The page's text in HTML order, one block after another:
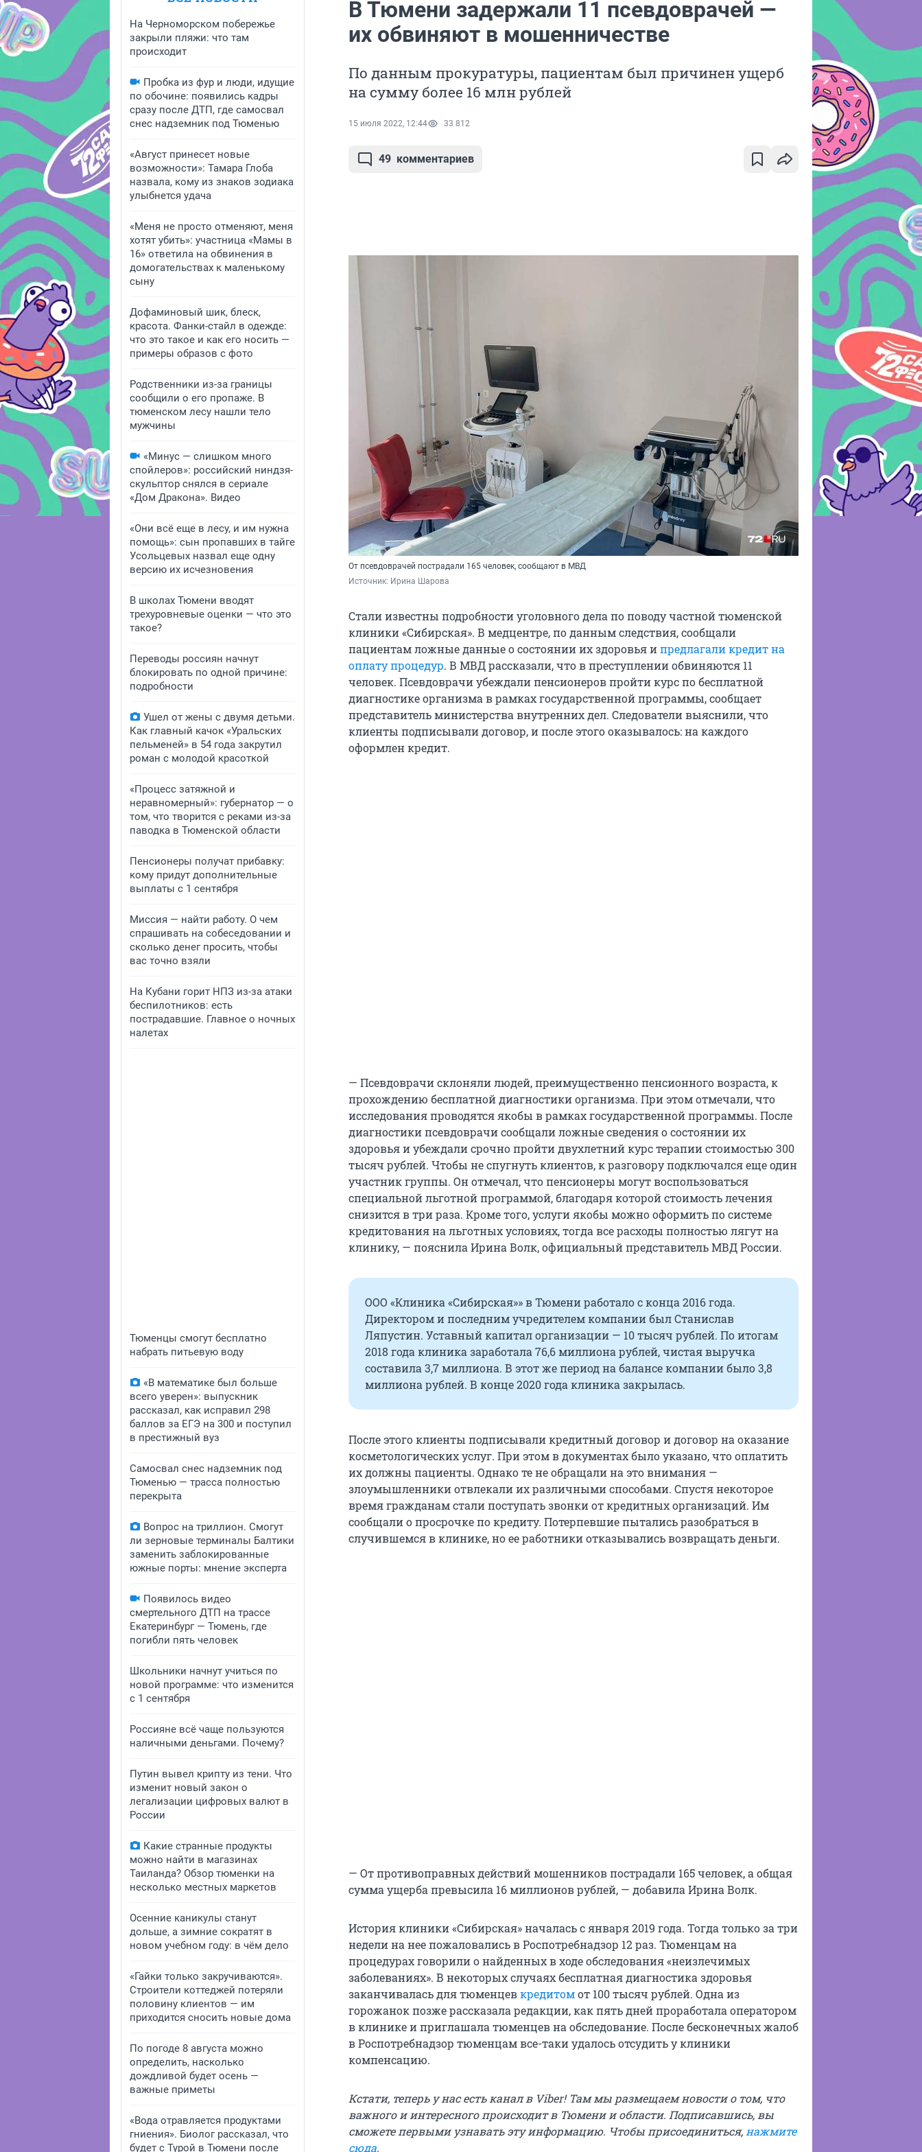
На Черноморском побережье
закрыли пляжи: что там
происходит
Пробка из фур и люди, идущие
по обочине: появились кадры
сразу после ДТП, где самосвал
снес надземник под Тюменью
«Август принесет новые
возможности»: Тамара Глоба
назвала, кому из знаков зодиака
улыбнется удача
«Меня не просто отменяют, меня
хотят убить»: участница «Мамы в
16» ответила на обвинения в
домогательствах к маленькому
сыну
Дофаминовый шик, блеск,
красота. Фанки-стайл в одежде:
что это такое и как его носить —
примеры образов с фото
Родственники из-за границы
сообщили о его пропаже. В
тюменском лесу нашли тело
мужчины
«Минус — слишком много
спойлеров»: российский ниндзя-
скульптор снялся в сериале
«Дом Дракона». Видео
«Они всё еще в лесу, и им нужна
помощь»: сын пропавших в тайге
Усольцевых назвал еще одну
версию их исчезновения
В школах Тюмени вводят
трехуровневые оценки — что это
такое?
Переводы россиян начнут
блокировать по одной причине:
подробности
Ушел от жены с двумя детьми.
Как главный качок «Уральских
пельменей» в 54 года закрутил
роман с молодой красоткой
«Процесс затяжной и
неравномерный»: губернатор — о
том, что творится с реками из-за
паводка в Тюменской области
Пенсионеры получат прибавку:
кому придут дополнительные
выплаты с 1 сентября
Миссия — найти работу. О чем
спрашивать на собеседовании и
сколько денег просить, чтобы
вас точно взяли
На Кубани горит НПЗ из-за атаки
беспилотников: есть
пострадавшие. Главное о ночных
налетах
Тюменцы смогут бесплатно
набрать питьевую воду
«В математике был больше
всего уверен»: выпускник
рассказал, как исправил 298
баллов за ЕГЭ на 300 и поступил
в престижный вуз
Самосвал снес надземник под
Тюменью — трасса полностью
перекрыта
Вопрос на триллион. Смогут
ли зерновые терминалы Балтики
заменить заблокированные
южные порты: мнение эксперта
Появилось видео
смертельного ДТП на трассе
Екатеринбург — Тюмень, где
погибли пять человек
Школьники начнут учиться по
новой программе: что изменится
с 1 сентября
Россияне всё чаще пользуются
наличными деньгами. Почему?
Путин вывел крипту из тени. Что
изменит новый закон о
легализации цифровых валют в
России
Какие странные продукты
можно найти в магазинах
Таиланда? Обзор тюменки на
несколько местных маркетов
Осенние каникулы станут
дольше, а зимние сократят в
новом учебном году: в чём дело
«Гайки только закручиваются».
Строители коттеджей потеряли
половину клиентов — им
приходится сносить новые дома
По погоде 8 августа можно
определить, насколько
дождливой будет осень —
важные приметы
«Вода отравляется продуктами
гниения». Биолог рассказал, что
будет с Турой в Тюмени после
В Тюмени задержали 11 псевдоврачей —
их обвиняют в мошенничестве
По данным прокуратуры, пациентам был причинен ущерб
на сумму более 16 млн рублей
15 июля 2022, 12:44 33 812
49 комментариев
От псевдоврачей пострадали 165 человек, сообщают в МВД
Источник: Ирина Шарова
Стали известны подробности уголовного дела по поводу частной тюменской
клиники «Сибирская». В медцентре, по данным следствия, сообщали
пациентам ложные данные о состоянии их здоровья ипредлагали кредит на
оплату процедур. В МВД рассказали, что в преступлении обвиняются 11
человек. Псевдоврачи убеждали пенсионеров пройти курс по бесплатной
диагностике организма в рамках государственной программы, сообщает
представитель министерства внутренних дел. Следователи выяснили, что
клиенты подписывали договор, и после этого оказывалось: на каждого
оформлен кредит.
— Псевдоврачи склоняли людей, преимущественно пенсионного возраста, к
прохождению бесплатной диагностики организма. При этом отмечали, что
исследования проводятся якобы в рамках государственной программы. После
диагностики псевдоврачи сообщали ложные сведения о состоянии их
здоровья и убеждали срочно пройти двухлетний курс терапии стоимостью 300
тысяч рублей. Чтобы не спугнуть клиентов, к разговору подключался еще один
участник группы. Он отмечал, что пенсионеры могут воспользоваться
специальной льготной программой, благодаря которой стоимость лечения
снизится в три раза. Кроме того, услуги якобы можно оформить по системе
кредитования на льготных условиях, тогда все расходы полностью лягут на
клинику, — пояснила Ирина Волк, официальный представитель МВД России.
ООО «Клиника «Сибирская»» в Тюмени работало с конца 2016 года.
Директором и последним учредителем компании был Станислав
Ляпустин. Уставный капитал организации — 10 тысяч рублей. По итогам
2018 года клиника заработала 76,6 миллиона рублей, чистая выручка
составила 3,7 миллиона. В этот же период на балансе компании было 3,8
миллиона рублей. В конце 2020 года клиника закрылась.
После этого клиенты подписывали кредитный договор и договор на оказание
косметологических услуг. При этом в документах было указано, что оплатить
их должны пациенты. Однако те не обращали на это внимания —
злоумышленники отвлекали их различными способами. Спустя некоторое
время гражданам стали поступать звонки от кредитных организаций. Им
сообщали о просрочке по кредиту. Потерпевшие пытались разобраться в
случившемся в клинике, но ее работники отказывались возвращать деньги.
— От противоправных действий мошенников пострадали 165 человек, а общая
сумма ущерба превысила 16 миллионов рублей, — добавила Ирина Волк.
История клиники «Сибирская» началась с января 2019 года. Тогда только за три
недели на нее пожаловались в Роспотребнадзор 12 раз. Тюменцам на
процедурах говорили о найденных в ходе обследования «неизлечимых
заболеваниях». В некоторых случаях бесплатная диагностика здоровья
заканчивалась для тюменцевкредитомот 100 тысяч рублей. Одна из
горожанок позже рассказала редакции, как пять дней проработала оператором
в клинике и приглашала тюменцев на обследование. После бесконечных жалоб
в Роспотребнадзор тюменцам все-таки удалось отсудить у клиники
компенсацию.
Кстати, теперь у нас есть канал в Viber! Там мы размещаем новости о том, что
важного и интересного происходит в Тюмени и области. Подписавшись, вы
сможете первыми узнавать эту информацию. Чтобы присоединиться, нажмите
сюда.